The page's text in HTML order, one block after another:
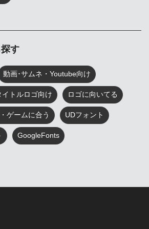
す
動画･サムネ・Youtube向け
イトルロゴ向け ロゴに向いてる
ゲームに合う UDフォント
GoogleFonts